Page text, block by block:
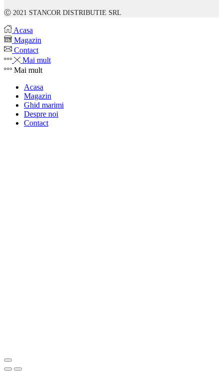
Ⓒ 2021 STANCOR DISTRIBUTIE SRL
Acasa
Magazin
Contact
Mai mult
Mai mult
Acasa
Magazin
Ghid marimi
Despre noi
Contact